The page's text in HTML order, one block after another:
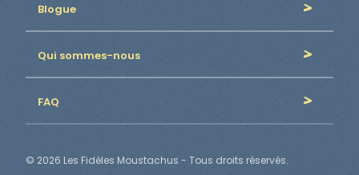
Blogue
Qui sommes-nous
FAQ
© 2026 Les Fidèles Moustachus - Tous droits réservés.